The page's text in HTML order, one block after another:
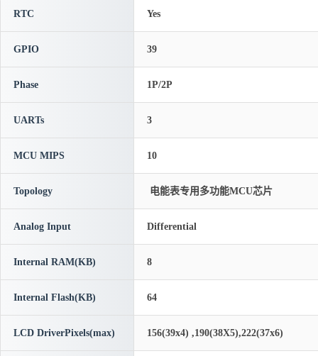
RTC Yes
GPIO 39
Phase 1P/2P
UARTs 3
MCU MIPS 10
Topology 电能表专用多功能MCU芯片
Analog Input Differential
Internal RAM(KB) 8
Internal Flash(KB) 64
LCD DriverPixels(max) 156(39x4) ,190(38X5),222(37x6)